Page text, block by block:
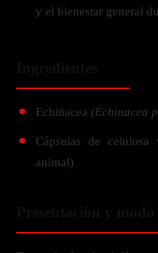
y el bienestar general
Echinacea (Echinacea
Cápsulas de
animal)